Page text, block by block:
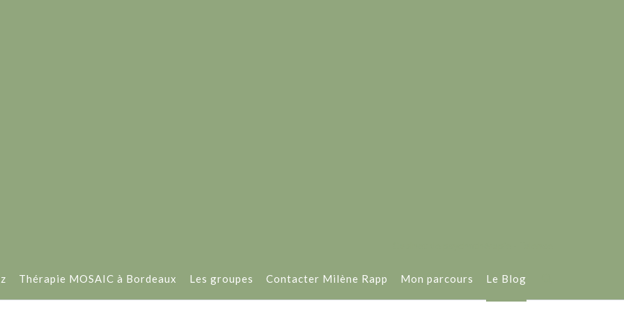
Thérapie MOSAIC à Bordeaux Les groupes Contacter Milène Rapp Mon parcours Le Blog